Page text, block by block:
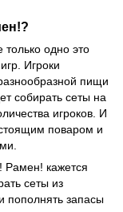
одно это
Игроки
пищи
собирать сеты на
игроков. И
поваром и
Рамен! кажется
сеты из
пополнять запасы